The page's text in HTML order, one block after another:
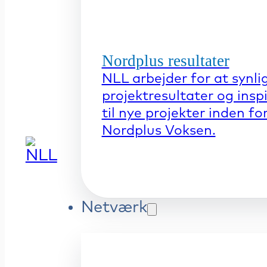
Nordplus resultater
NLL arbejder for at
projektresultater og
til nye projekter inden
Nordplus Voksen.
Netværk